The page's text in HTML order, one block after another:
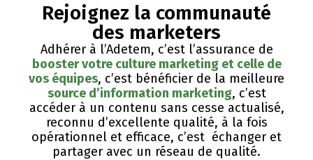
Rejoignez la communauté
des marketers
Adhérer à l’Adetem, c’est l’assurance de
booster votre culture marketing et celle de
vos équipes, c’est bénéficier de la meilleure
source d’information marketing, c’est
accéder à un contenu sans cesse actualisé,
reconnu d’excellente qualité, ​à la fois
opérationnel et efficace, c’est échanger et
partager avec un réseau de qualité.